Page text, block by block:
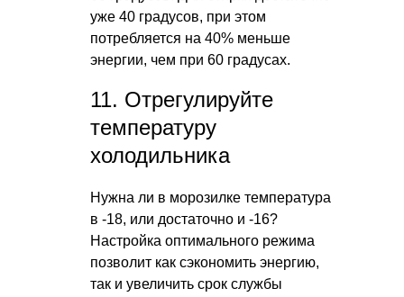
уже 40 градусов, при этом
потребляется на 40% меньше
энергии, чем при 60 градусах.
11. Отрегулируйте
температуру
холодильника
Нужна ли в морозилке температура
в -18, или достаточно и -16?
Настройка оптимального режима
позволит как сэкономить энергию,
так и увеличить срок службы